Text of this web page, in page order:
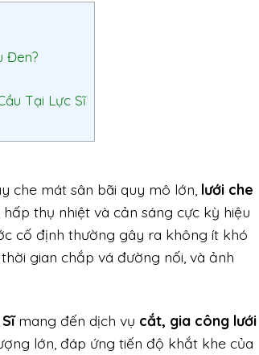
Đen?
Tại Lực Sĩ
che mát sân bãi quy mô lớn, lưới che
thụ nhiệt và cản sáng cực kỳ hiệu
cố định thường gây ra không ít khó
gian chắp vá đường nối, và ảnh
mang đến dịch vụ cắt, gia công lưới
lớn, đáp ứng tiến độ khắt khe của